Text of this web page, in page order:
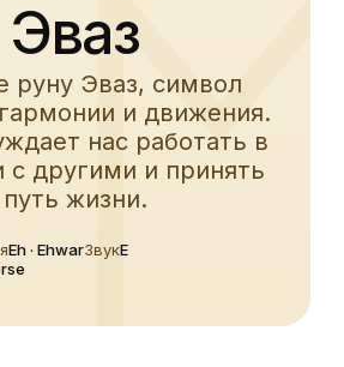
Эваз
руну Эваз, символ
и движения.
нас работать в
с другими и принять
путь жизни.
Eh · EhwarЗвукE